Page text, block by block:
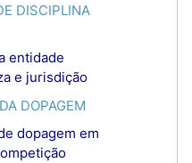
DISCIPLINA
entidade
e jurisdição
DOPAGEM
dopagem em